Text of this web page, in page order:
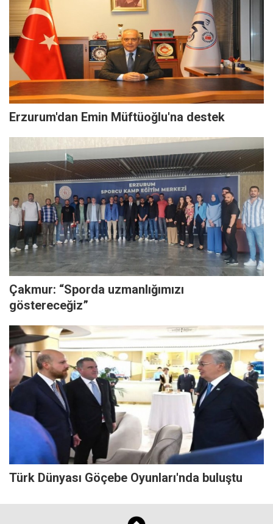
Erzurum'dan Emin Müftüoğlu'na destek
Çakmur: “Sporda uzmanlığımızı
göstereceğiz”
Türk Dünyası Göçebe Oyunları'nda buluştu